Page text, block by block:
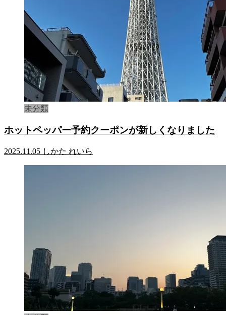
未分類
ホットペッパー予約クーポンが新しくなりました
2025.11.05 しかた れいら